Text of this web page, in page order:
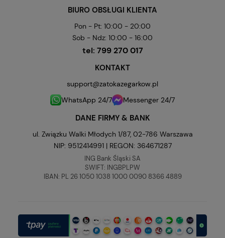
BIURO OBSŁUGI KLIENTA
Pon - Pt: 10:00 - 20:00
Sob - Ndz: 10:00 - 16:00
tel: 799 270 017
KONTAKT
support@zatokazegarkow.pl
WhatsApp 24/7
Messenger 24/7
DANE FIRMY & BANK
ul. Związku Walki Młodych 1/87, 02-786 Warszawa
NIP: 9512414991 | REGON: 364671287
ING Bank Śląski SA
SWIFT: INGBPLPW
IBAN: PL 26 1050 1038 1000 0090 8366 4889